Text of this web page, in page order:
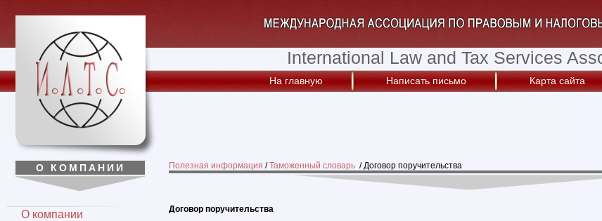
International Law and Tax Services
На главную Написать письмо Карта сайта
Полезная информация /Таможенный словарь /Договор поручительства
Договор поручительства
О КОМПАНИИ
О компании